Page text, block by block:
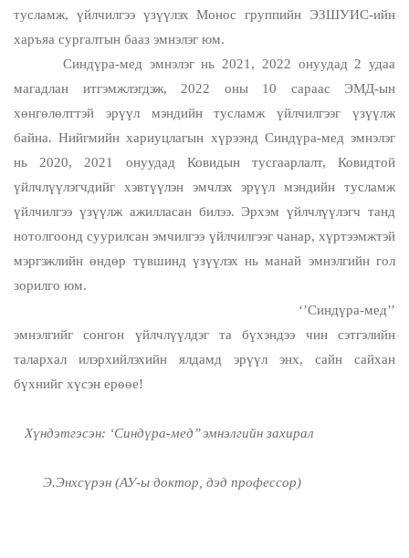
тусламж, үйлчилгээ үзүүлэх Монос группийн ЭЗШУИС-ийн
харъяа сургалтын бааз эмнэлэг юм.
Синдүра-мед эмнэлэг нь 2021, 2022 онуудад 2 удаа
магадлан итгэмжлэгдэж, 2022 оны 10 сараас ЭМД-ын
хөнгөлөлттэй эрүүл мэндийн тусламж үйлчилгээг үзүүлж
байна. Нийгмийн хариуцлагын хүрээнд Синдүра-мед эмнэлэг
нь 2020, 2021 онуудад Ковидын тусгаарлалт, Ковидтой
үйлчлүүлэгчдийг хэвтүүлэн эмчлэх эрүүл мэндийн тусламж
үйлчилгээ үзүүлж ажилласан билээ. Эрхэм үйлчлүүлэгч танд
нотолгоонд суурилсан эмчилгээ үйлчилгээг чанар, хүртээмжтэй
мэргэжлийн өндөр түвшинд үзүүлэх нь манай эмнэлгийн гол
зорилго юм.
‘’Синдүра-мед’’
эмнэлгийг сонгон үйлчлүүлдэг та бүхэндээ чин сэтгэлийн
талархал илэрхийлэхийн ялдамд эрүүл энх, сайн сайхан
бүхнийг хүсэн ерөөе!
Хүндэтгэсэн: ‘Синдүра-мед’’ эмнэлгийн захирал
Э.Энхсүрэн (АУ-ы доктор, дэд профессор)